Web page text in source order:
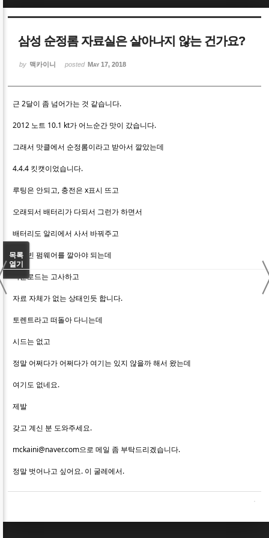
삼성 순정롬 자료실은 살아나지 않는 건가요?
by 맥카이니 posted May 17, 2018
근 2달이 좀 넘어가는 것 같습니다.
2012 노트 10.1 kt가 어느순간 맛이 갔습니다.
그래서 맛클에서 순정롬이라고 받아서 깔았는데
4.4.4 킷캣이었습니다.
루팅은 안되고, 충전은 x표시 뜨고
오래되서 배터리가 다되서 그런가 하면서
배터리도 알리에서 사서 바꿔주고
젤리빈 펌웨어를 깔아야 되는데
다운로드는 고사하고
자료 자체가 없는 상태인듯 합니다.
토렌트라고 떠돌아 다니는데
시드는 없고
정말 어쩌다가 어쩌다가 여기는 있지 않을까 해서 왔는데
여기도 없네요.
제발
갖고 계신 분 도와주세요.
mckaini@naver.com으로 메일 좀 부탁드리겠습니다.
정말 벗어나고 싶어요. 이 굴레에서.
목록
열기
Sketchbook5, 스케치북5
Sketchbook5, 스케치북5
Sketchbook5, 스케치북5
Sketchbook5, 스케치북5